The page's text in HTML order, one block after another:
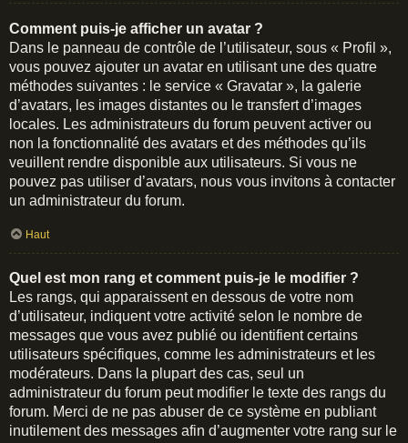
Comment puis-je afficher un avatar ?
Dans le panneau de contrôle de l’utilisateur, sous « Profil »,
vous pouvez ajouter un avatar en utilisant une des quatre
méthodes suivantes : le service « Gravatar », la galerie
d’avatars, les images distantes ou le transfert d’images
locales. Les administrateurs du forum peuvent activer ou
non la fonctionnalité des avatars et des méthodes qu’ils
veuillent rendre disponible aux utilisateurs. Si vous ne
pouvez pas utiliser d’avatars, nous vous invitons à contacter
un administrateur du forum.
Haut
Quel est mon rang et comment puis-je le modifier ?
Les rangs, qui apparaissent en dessous de votre nom
d’utilisateur, indiquent votre activité selon le nombre de
messages que vous avez publié ou identifient certains
utilisateurs spécifiques, comme les administrateurs et les
modérateurs. Dans la plupart des cas, seul un
administrateur du forum peut modifier le texte des rangs du
forum. Merci de ne pas abuser de ce système en publiant
inutilement des messages afin d’augmenter votre rang sur le